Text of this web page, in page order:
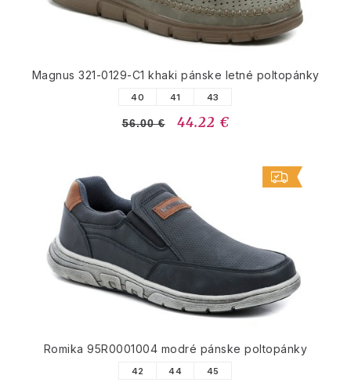
Magnus 321-0129-C1 khaki pánske letné poltopánky
40 41 43
56.00 € 44.22 €
Romika 95R0001004 modré pánske poltopánky
42 44 45